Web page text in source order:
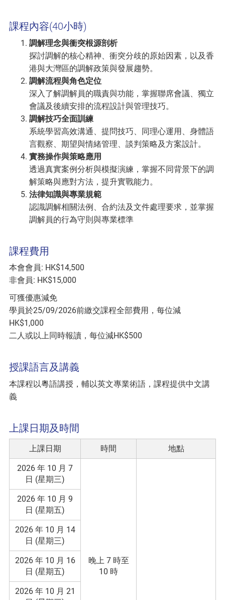
課程內容(40小時)
調解理念與衝突根源剖析
探討調解的核心精神、衝突分歧的原始因素，以及香
港與大灣區的調解政策與發展趨勢。
調解流程與角色定位
深入了解調解員的職責與功能，掌握聯席會議、獨立
會議及後續安排的流程設計與管理技巧。
調解技巧全面訓練
系統學習高效溝通、提問技巧、同理心運用、身體語
言觀察、期望與情緒管理、談判策略及方案設計。
實務操作與策略應用
透過真實案例分析與模擬演練，掌握不同背景下的調
解策略與應對方法，提升實戰能力。
法律知識與專業規範
認識調解相關法例、合約法及文件處理要求，並掌握
調解員的行為守則與專業標準
課程費用
本會會員: HK$14,500
非會員: HK$15,000
可獲優惠減免
學員於25/09/2026前繳交課程全部費用，每位減
HK$1,000
二人或以上同時報讀，每位減HK$500
授課語言及講義
本課程以粵語講授，輔以英文專業術語，課程提供中文講
義
上課日期及時間
上課日期 時間 地點
2026 年 10 月 7
日 (星期三)
晚上 7 時至
10 時
2026 年 10 月 9
日 (星期五)
2026 年 10 月 14
日 (星期三)
2026 年 10 月 16
日 (星期五)
2026 年 10 月 21